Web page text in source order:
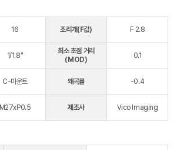
16 조리개(F값) F 2.8
1/1.8"
최소 초점 거리
(MOD)
0.1
C-마운트 왜곡률 -0.4
M27xP0.5 제조사 Vico Imaging